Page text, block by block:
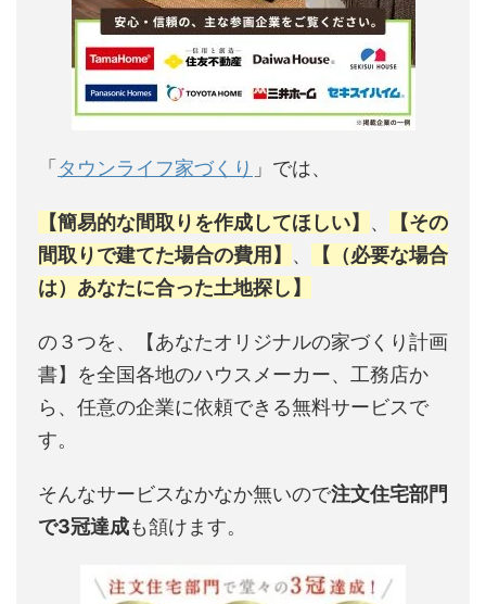
「タウンライフ家づくり 」では、
【簡易的な間取りを作成してほしい】 、
【その
間取りで建てた場合の費用】 、
【（必要な場合
は）あなたに合った土地探し】
の３つを、【あなたオリジナルの家づくり計画
書】を全国各地のハウスメーカー、工務店か
ら、任意の企業に依頼できる無料サービスで
す。
そんなサービスなかなか無いので注文住宅部門
で3冠達成も頷けます。